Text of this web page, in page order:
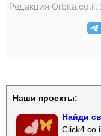
Редакция
Наши проекты:
Найди